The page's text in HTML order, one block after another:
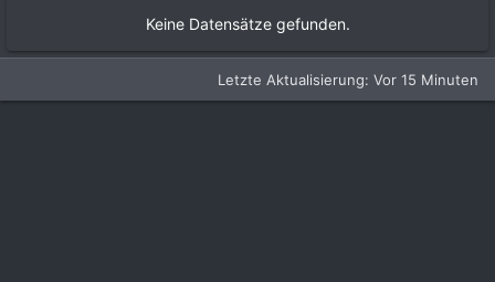
Keine Datensätze gefunden.
Letzte Aktualisierung: Vor 15 Minuten